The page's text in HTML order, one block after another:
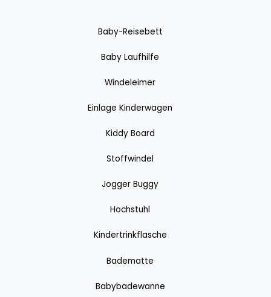
Baby-Reisebett
Baby Laufhilfe
Windeleimer
Einlage Kinderwagen
Kiddy Board
Stoffwindel
Jogger Buggy
Hochstuhl
Kindertrinkflasche
Badematte
Babybadewanne